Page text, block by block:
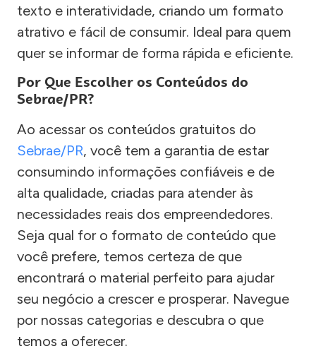
texto e interatividade, criando um formato
atrativo e fácil de consumir. Ideal para quem
quer se informar de forma rápida e eficiente.
Por Que Escolher os Conteúdos do
Sebrae/PR?
Ao acessar os conteúdos gratuitos do
Sebrae/PR, você tem a garantia de estar
consumindo informações confiáveis e de
alta qualidade, criadas para atender às
necessidades reais dos empreendedores.
Seja qual for o formato de conteúdo que
você prefere, temos certeza de que
encontrará o material perfeito para ajudar
seu negócio a crescer e prosperar. Navegue
por nossas categorias e descubra o que
temos a oferecer.